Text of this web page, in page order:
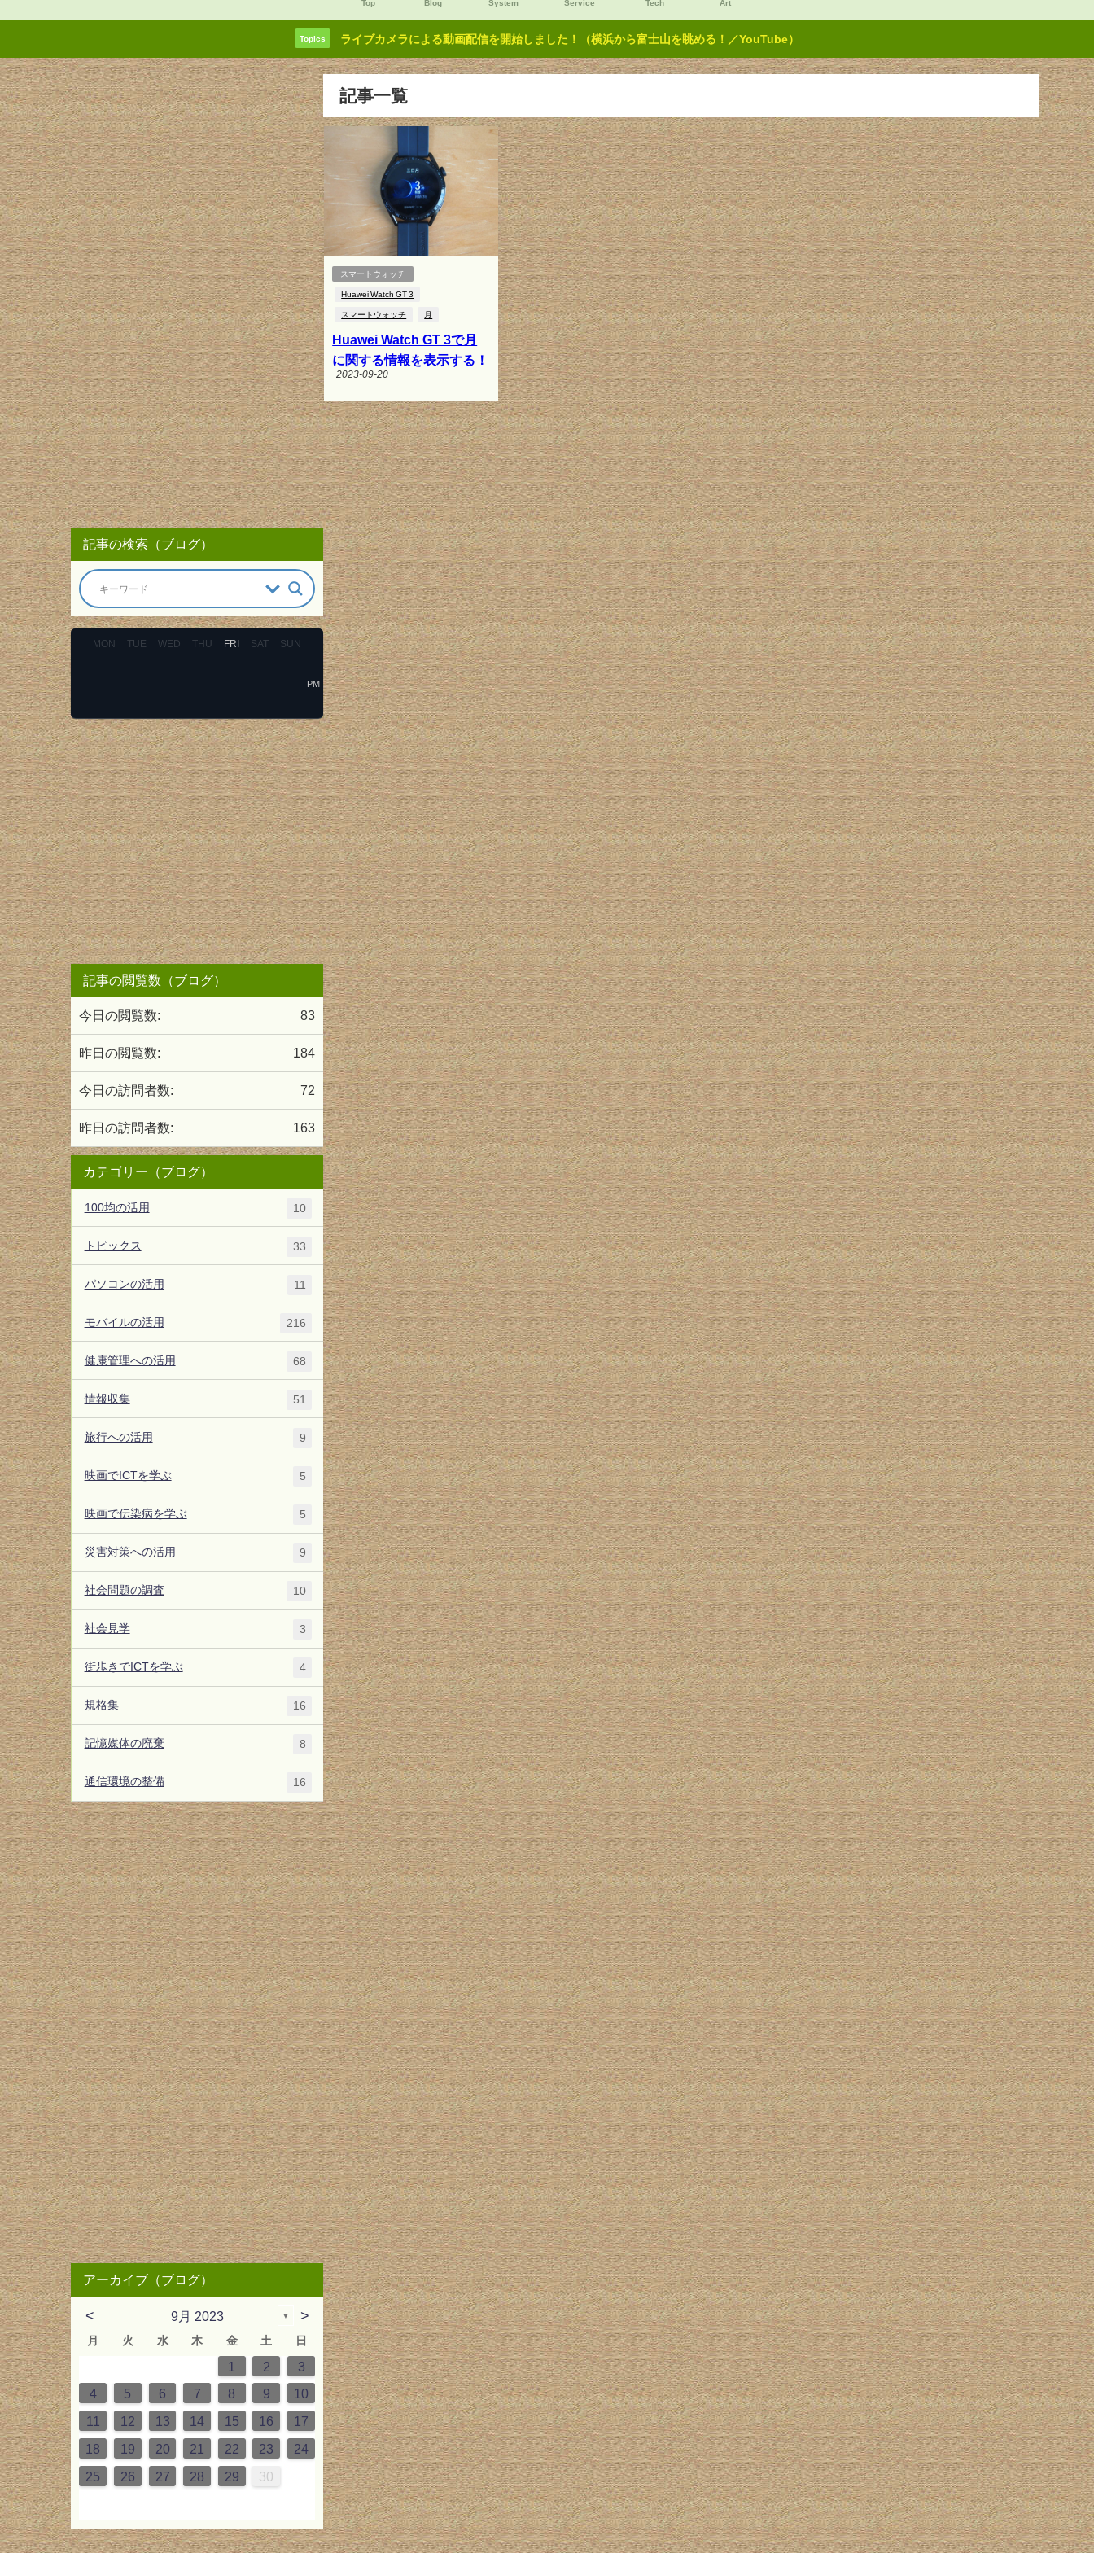
Top Blog System Service Tech Art
Topics ライブカメラによる動画配信を開始しました！（横浜から富士山を眺める！／YouTube）
記事一覧
スマートウォッチ
Huawei Watch GT 3
スマートウォッチ 月
Huawei Watch GT 3で月
に関する情報を表示する！
2023-09-20
記事の検索（ブログ）
MON TUE WED THU FRI SAT SUN
PM
記事の閲覧数（ブログ）
83
今日の閲覧数:
184
昨日の閲覧数:
72
今日の訪問者数:
163
昨日の訪問者数:
カテゴリー（ブログ）
100均の活用 10
トピックス 33
パソコンの活用 11
モバイルの活用 216
健康管理への活用 68
情報収集 51
旅行への活用 9
映画でICTを学ぶ 5
映画で伝染病を学ぶ 5
災害対策への活用 9
社会問題の調査 10
社会見学 3
街歩きでICTを学ぶ 4
規格集 16
記憶媒体の廃棄 8
通信環境の整備 16
アーカイブ（ブログ）
< 9月 2023 ▼ >
月 火 水 木 金 土 日
2 3
9 10
16 17
23 24
30 31
3 4
10 11
17 18
24 25
6 7
13 14
20 21
27 28
2 3
9 10
16 17
23 24
30 31
4 5
11 12
18 19
25 26
1
7 8
14 15
21 22
28 29
1 2 3
4 5 6 7 8 9 10
11 12 13 14 15 16 17
18 19 20 21 22 23 24
25 26 27 28 29 30
5 6
12 13
19 20
26 27
1 2
8 9
15 16
22 23
29 30
4 5
11 12
18 19
25 26
3 4
10 11
17 18
24 25
31
6 7
13 14
20 21
27 28
2 3
9 10
16 17
23 24
30 31
4 5
11 12
18 19
25 26
1
7 8
14 15
21 22
28 29
2 3
9 10
16 17
23 24
30
5 6
12 13
19 20
26 27
1 2
8 9
15 16
22 23
29 30
3 4
10 11
17 18
24 25
6 7
13 14
20 21
27 28
6 7
13 14
20 21
27 28
2 3
9 10
16 17
23 24
30 31
5 6
12 13
19 20
26 27
1
7 8
14 15
21 22
28 29
3 4
10 11
17 18
24 25
31
2 3
9 10
16 17
23 24
30 31
4 5
11 12
18 19
25 26
1
7 8
14 15
21 22
28 29
1 2
8 9
15 16
22 23
29
4 5
11 12
18 19
25 26
1
7 8
14 15
21 22
28 29
2 3
9 10
16 17
23 24
30
1 2
8 9
15 16
22 23
29 30
4 5
11 12
18 19
25 26
2 3
9 10
16 17
23 24
30 31
1 2
8 9
15 16
22 23
29 30
4 5
11 12
18 19
25 26
1
7 8
14 15
21 22
28 29
2 3
9 10
16 17
23 24
30
5 6
12 13
19 20
26 27
3 4
10 11
17 18
24 25
6 7
13 14
20 21
27 28